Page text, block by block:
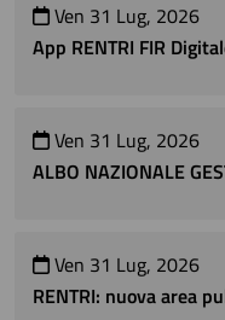
Ven 31 Lug, 2026
App RENTRI FIR
Ven 31 Lug, 2026
ALBO NAZIONALE
Ven 31 Lug, 2026
RENTRI: nuova area